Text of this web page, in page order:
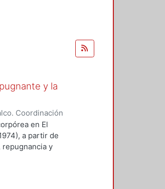
y la
Coordinación
en El
a partir de
y